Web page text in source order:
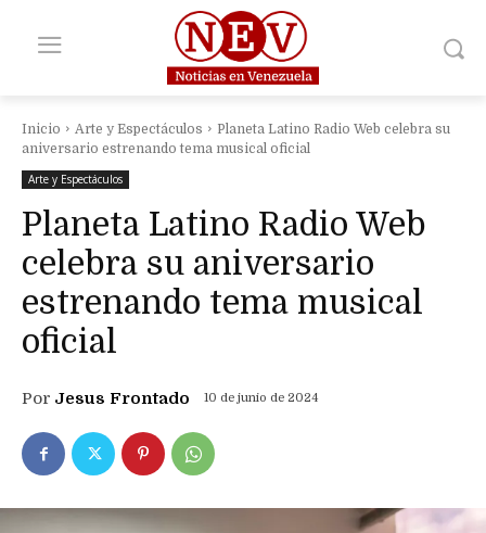
Inicio Arte y Espectáculos
Planeta Latino Radio Web celebra su
aniversario estrenando tema musical oficial
Arte y Espectáculos
Planeta Latino Radio Web
celebra su aniversario
estrenando tema musical
oficial
Por Jesus Frontado 10 de junio de 2024